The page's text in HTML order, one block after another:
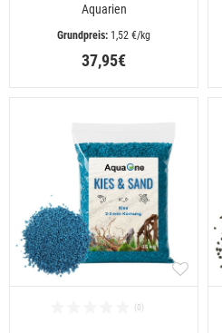
Aquarien
1,52 €/kg
37,95€